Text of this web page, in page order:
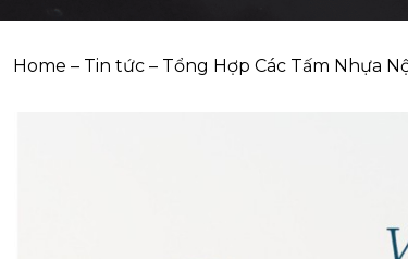
Home – Tin tức – Tổng Hợp Các Tấm Nhựa